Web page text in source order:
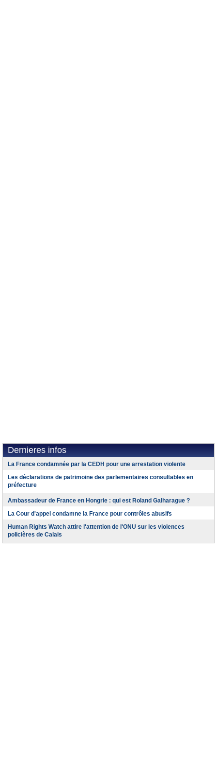
Dernieres infos
La France condamnée par la CEDH pour une arrestation violente
Les déclarations de patrimoine des parlementaires consultables en
préfecture
Ambassadeur de France en Hongrie : qui est Roland Galharague ?
La Cour d'appel condamne la France pour contrôles abusifs
Human Rights Watch attire l'attention de l'ONU sur les violences
policières de Calais